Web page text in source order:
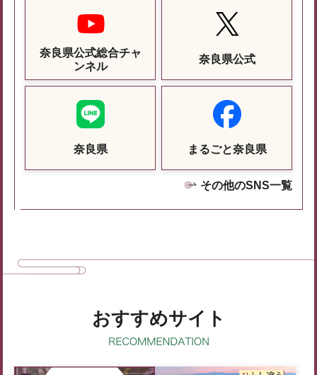
奈良県公式総合チャ
ンネル
奈良県公式
奈良県 まるごと奈良県
その他のSNS一覧
おすすめサイト